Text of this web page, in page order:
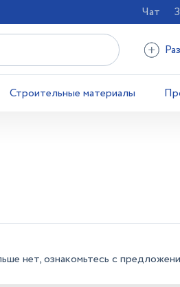
Чат
Строительные материалы
нет, ознакомьтесь с